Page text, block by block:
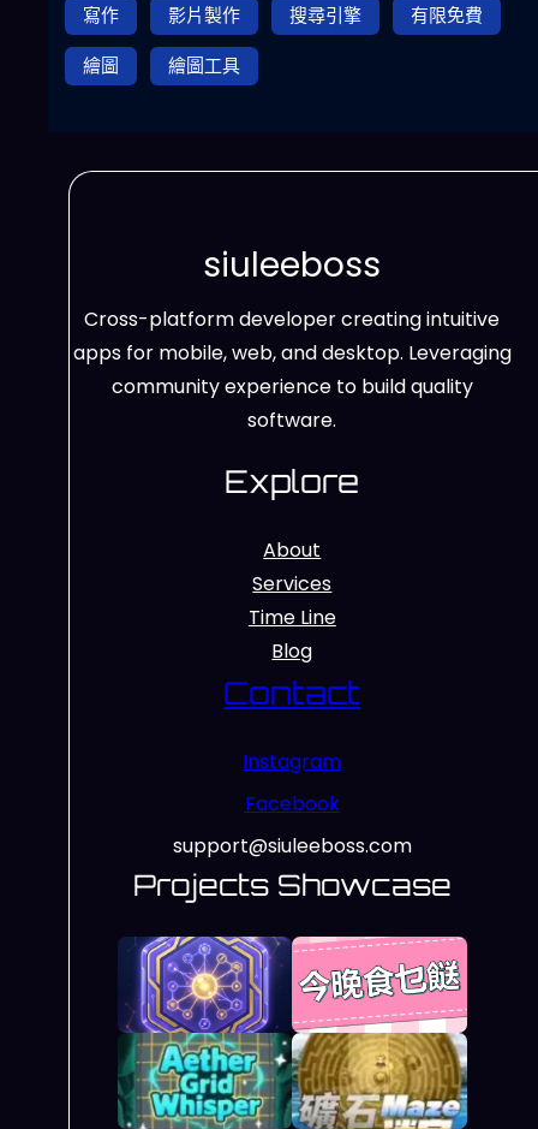
寫作
影片製作 搜尋引擎
有限免費
繪圖
繪圖工具
siuleeboss
Cross-platform developer creating intuitive
apps for mobile, web, and desktop. Leveraging
community experience to build quality
software.
Explore
About
Services
Time Line
Blog
Contact
Instagram
Facebook
support@siuleeboss.com
Projects Showcase